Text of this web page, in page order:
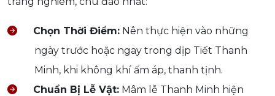
Chọn Thời Điểm: Nên thực hiện vào những
ngày trước hoặc ngay trong dịp Tiết Thanh
Minh, khi không khí ấm áp, thanh tịnh.
Chuẩn Bị Lễ Vật: Mâm lễ Thanh Minh hiện